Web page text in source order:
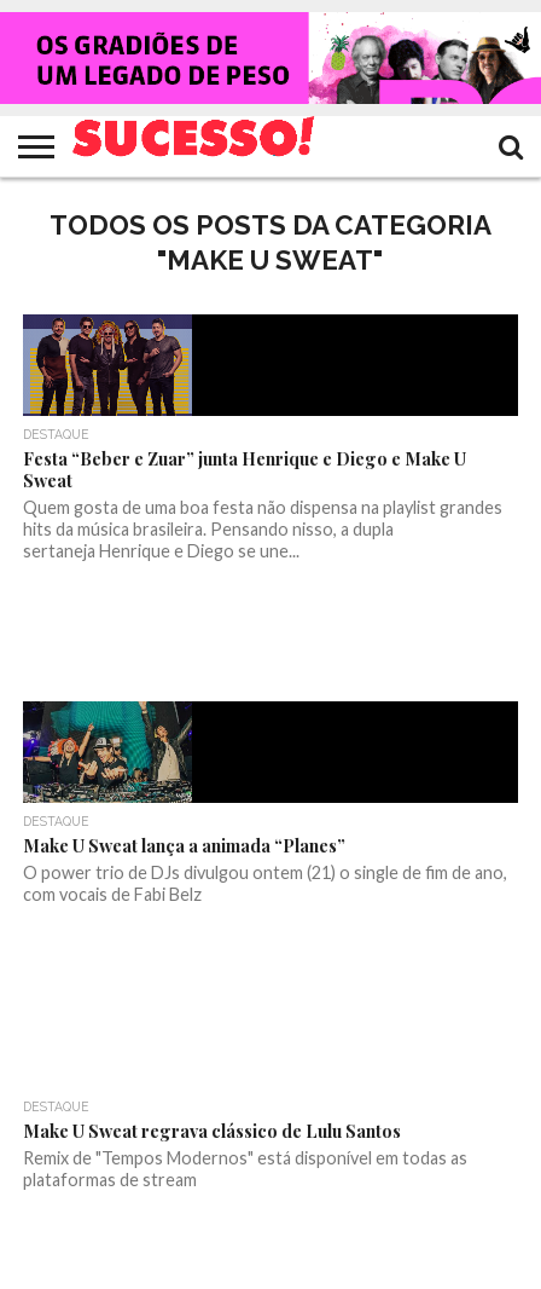
HOME
NOTÍCIAS
SHOWS
ENTREVISTAS
CLIQUES
RANKING
CROWLEY
TV
SUCESSO!
REVISTA
SUCESSO!
TODOS OS POSTS DA CATEGORIA
"MAKE U SWEAT"
DESTAQUE
Festa “Beber e Zuar” junta Henrique e Diego e Make U
Sweat
Quem gosta de uma boa festa não dispensa na playlist grandes
hits da música brasileira. Pensando nisso, a dupla
sertaneja Henrique e Diego se une...
DESTAQUE
Make U Sweat lança a animada “Planes”
O power trio de DJs divulgou ontem (21) o single de fim de ano,
com vocais de Fabi Belz
DESTAQUE
Make U Sweat regrava clássico de Lulu Santos
Remix de "Tempos Modernos" está disponível em todas as
plataformas de stream